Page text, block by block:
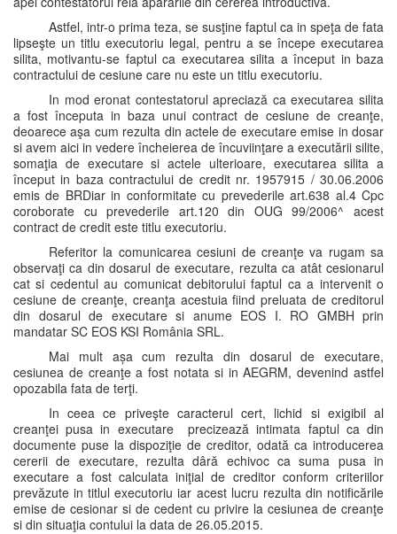
Astfel, intr-o prima teza, se susţine faptul ca in speţa de fata
lipseşte un titlu executoriu legal, pentru a se începe executarea
silita, motivantu-se faptul ca executarea silita a început in baza
contractului de cesiune care nu este un titlu executoriu.
In mod eronat contestatorul apreciază ca executarea silita
a fost începuta in baza unui contract de cesiune de creanţe,
deoarece aşa cum rezulta din actele de executare emise in dosar
si avem aici in vedere încheierea de încuviinţare a executării silite,
somaţia de executare si actele ulterioare, executarea silita a
început in baza contractului de credit nr. 1957915 / 30.06.2006
emis de BRDiar in conformitate cu prevederile art.638 al.4 Cpc
coroborate cu prevederile art.120 din OUG 99/2006^ acest
contract de credit este titlu executoriu.
Referitor la comunicarea cesiuni de creanţe va rugam sa
observaţi ca din dosarul de executare, rezulta ca atât cesionarul
cat si cedentul au comunicat debitorului faptul ca a intervenit o
cesiune de creanţe, creanţa acestuia fiind preluata de creditorul
din dosarul de executare si anume EOS I. RO GMBH prin
mandatar SC EOS KSI România SRL.
Mai mult așa cum rezulta din dosarul de executare,
cesiunea de creanţe a fost notata si in AEGRM, devenind astfel
opozabila fata de terţi.
In ceea ce priveşte caracterul cert, lichid si exigibil al
creanţei pusa in executare precizează intimata faptul ca din
documente puse la dispoziţie de creditor, odată ca introducerea
cererii de executare, rezulta dâră echivoc ca suma pusa in
executare a fost calculata iniţial de creditor conform criteriilor
prevăzute in titlul executoriu iar acest lucru rezulta din notificările
emise de cesionar si de cedent cu privire la cesiunea de creanţe
si din situaţia contului la data de 26.05.2015.